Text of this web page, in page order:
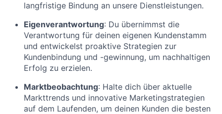
langfristige Bindung an unsere Dienstleistungen.
Eigenverantwortung: Du übernimmst die
Verantwortung für deinen eigenen Kundenstamm
und entwickelst proaktive Strategien zur
Kundenbindung und -gewinnung, um nachhaltigen
Erfolg zu erzielen.
Marktbeobachtung: Halte dich über aktuelle
Markttrends und innovative Marketingstrategien
auf dem Laufenden, um deinen Kunden die besten